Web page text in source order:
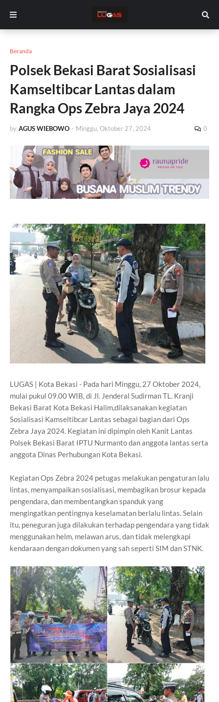
Beranda
Polsek Bekasi Barat Sosialisasi
Kamseltibcar Lantas dalam
Rangka Ops Zebra Jaya 2024
by AGUS WIEBOWO - Minggu, Oktober 27, 2024 0
LUGAS | Kota Bekasi - Pada hari Minggu, 27 Oktober 2024,
mulai pukul 09.00 WIB, di Jl. Jenderal Sudirman TL. Kranji
Bekasi Barat Kota Bekasi Halim,dilaksanakan kegiatan
Sosialisasi Kamseltibcar Lantas sebagai bagian dari Ops
Zebra Jaya 2024. Kegiatan ini dipimpin oleh Kanit Lantas
Polsek Bekasi Barat IPTU Nurmanto dan anggota lantas serta
anggota Dinas Perhubungan Kota Bekasi.
Kegiatan Ops Zebra 2024 petugas melakukan pengaturan lalu
lintas, menyampaikan sosialisasi, membagikan brosur kepada
pengendara, dan membentangkan spanduk yang
mengingatkan pentingnya keselamatan berlalu lintas. Selain
itu, peneguran juga dilakukan terhadap pengendara yang tidak
menggunakan helm, melawan arus, dan tidak melengkapi
kendaraan dengan dokumen yang sah seperti SIM dan STNK.